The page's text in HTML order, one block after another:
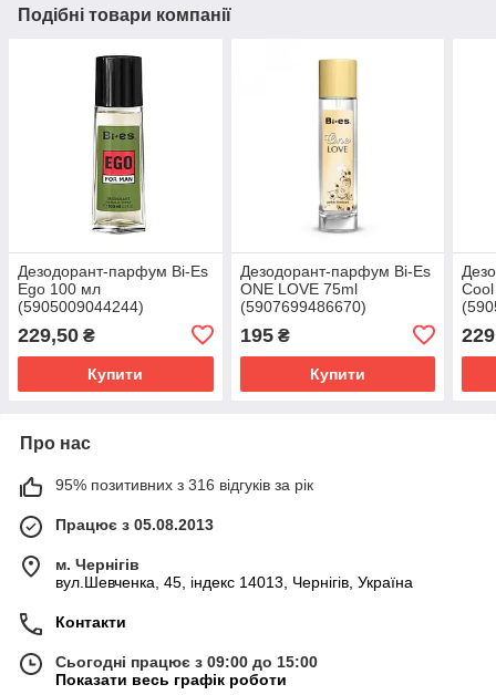
Подібні товари компанії
Дезодорант-парфум Bi-Es
Ego 100 мл
(5905009044244)
229,50 ₴
Купити
Дезодорант-парфум Bi-Es
ONE LOVE 75ml
(5907699486670)
195₴
Купити
Про нас
95% позитивних з 316 відгуків за рік
Працює з 05.08.2013
м. Чернігів
вул.Шевченка, 45, індекс 14013, Чернігів, Україна
Контакти
Сьогодні працює з 09:00 до 15:00
Показати весь графік роботи